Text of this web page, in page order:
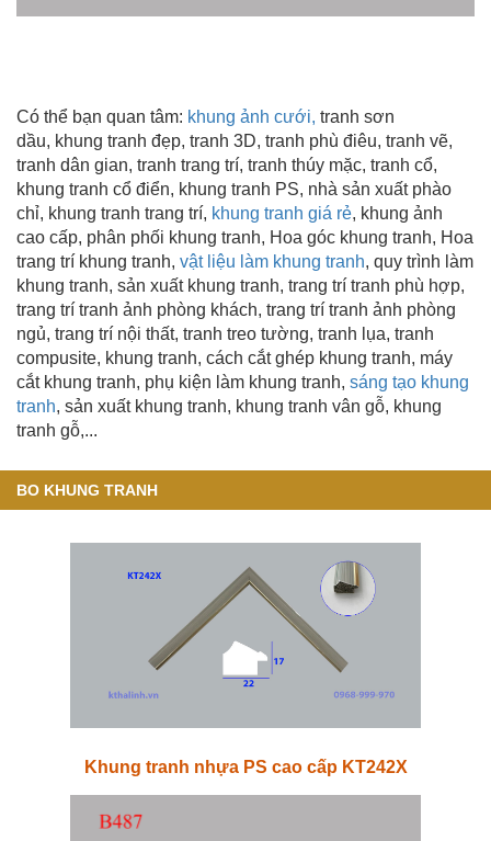
Có thể bạn quan tâm: khung ảnh cưới, tranh sơn
dầu, khung tranh đẹp, tranh 3D, tranh phù điêu, tranh vẽ,
tranh dân gian, tranh trang trí, tranh thúy mặc, tranh cổ,
khung tranh cổ điển, khung tranh PS, nhà sản xuất phào
chỉ, khung tranh trang trí, khung tranh giá rẻ, khung ảnh
cao cấp, phân phối khung tranh, Hoa góc khung tranh, Hoa
trang trí khung tranh, vật liệu làm khung tranh, quy trình làm
khung tranh, sản xuất khung tranh, trang trí tranh phù hợp,
trang trí tranh ảnh phòng khách, trang trí tranh ảnh phòng
ngủ, trang trí nội thất, tranh treo tường, tranh lụa, tranh
compusite, khung tranh, cách cắt ghép khung tranh, máy
cắt khung tranh, phụ kiện làm khung tranh, sáng tạo khung
tranh, sản xuất khung tranh, khung tranh vân gỗ, khung
tranh gỗ,...
BO KHUNG TRANH
Khung tranh nhựa PS cao cấp KT242X